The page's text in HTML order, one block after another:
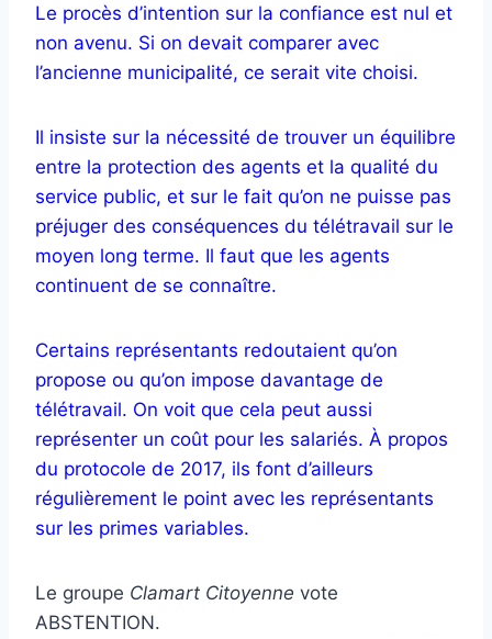
Le procès d’intention sur la confiance est nul et
non avenu. Si on devait comparer avec
l’ancienne municipalité, ce serait vite choisi.
Il insiste sur la nécessité de trouver un équilibre
entre la protection des agents et la qualité du
service public, et sur le fait qu’on ne puisse pas
préjuger des conséquences du télétravail sur le
moyen long terme. Il faut que les agents
continuent de se connaître.
Certains représentants redoutaient qu’on
propose ou qu’on impose davantage de
télétravail. On voit que cela peut aussi
représenter un coût pour les salariés. À propos
du protocole de 2017, ils font d’ailleurs
régulièrement le point avec les représentants
sur les primes variables.
Le groupe Clamart Citoyenne vote
ABSTENTION.